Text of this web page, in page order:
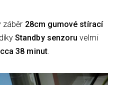
záběr 28cm gumové stírací
Standby senzoru velmi
cca 38 minut.